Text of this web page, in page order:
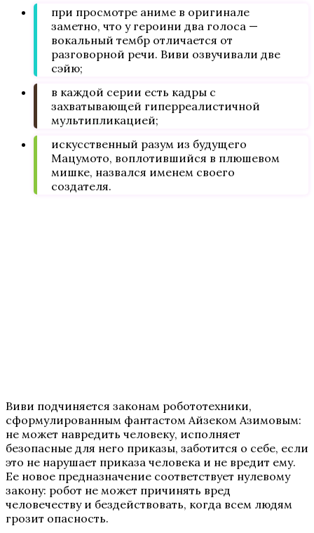
при просмотре аниме в оригинале
заметно, что у героини два голоса —
вокальный тембр отличается от
разговорной речи. Виви озвучивали две
сэйю;
в каждой серии есть кадры с
захватывающей гиперреалистичной
мультипликацией;
искусственный разум из будущего
Мацумото, воплотившийся в плюшевом
мишке, назвался именем своего
создателя.
Виви подчиняется законам робототехники,
сформулированным фантастом Айзеком Азимовым:
не может навредить человеку, исполняет
безопасные для него приказы, заботится о себе, если
это не нарушает приказа человека и не вредит ему.
Ее новое предназначение соответствует нулевому
закону: робот не может причинять вред
человечеству и бездействовать, когда всем людям
грозит опасность.